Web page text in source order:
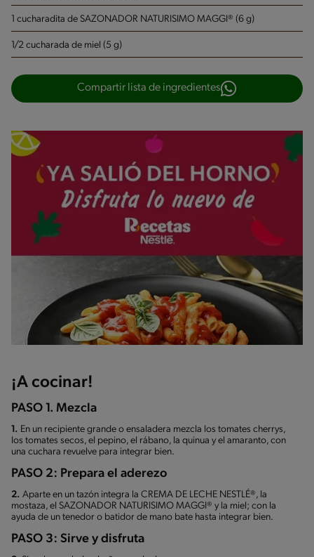
1 cucharadita de SAZONADOR NATURISIMO MAGGI® (6 g)
1/2 cucharada de miel (5 g)
Compartir lista de ingredientes
¡A cocinar!
PASO 1. Mezcla
1. En un recipiente grande o ensaladera mezcla los tomates cherrys,
los tomates secos, el pepino, el rábano, la quinua y el amaranto, con
una cuchara revuelve para integrar bien.
PASO 2: Prepara el aderezo
2. Aparte en un tazón integra la CREMA DE LECHE NESTLÉ®, la
mostaza, el SAZONADOR NATURISIMO MAGGI® y la miel; con la
ayuda de un tenedor o batidor de mano bate hasta integrar bien.
PASO 3: Sirve y disfruta